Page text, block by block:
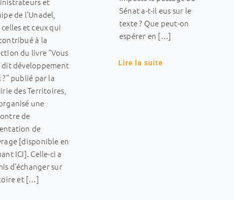
de l’Unadel,
et ceux qui
à la
du livre “Vous
dit développement
?” publié par la
des Territoires,
une
de
de
[disponible en
ICI]. Celle-ci a
d’échanger sur
et […]
Sénat a-t-il eus sur le
texte ? Que peut-on
espérer en […]
Lire la suite